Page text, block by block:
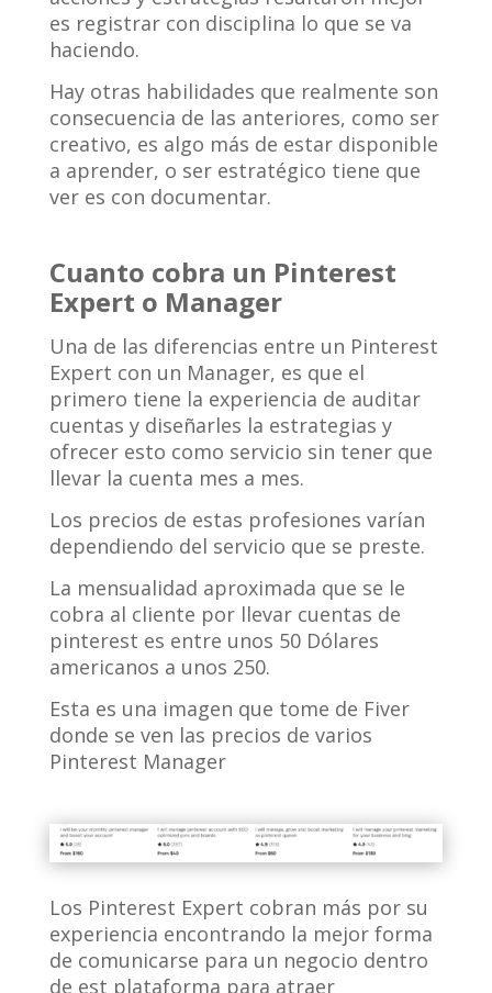
es registrar con disciplina lo que se va
haciendo.
Hay otras habilidades que realmente son
consecuencia de las anteriores, como ser
creativo, es algo más de estar disponible
a aprender, o ser estratégico tiene que
ver es con documentar.
Cuanto cobra un Pinterest
Expert o Manager
Una de las diferencias entre un Pinterest
Expert con un Manager, es que el
primero tiene la experiencia de auditar
cuentas y diseñarles la estrategias y
ofrecer esto como servicio sin tener que
llevar la cuenta mes a mes.
Los precios de estas profesiones varían
dependiendo del servicio que se preste.
La mensualidad aproximada que se le
cobra al cliente por llevar cuentas de
pinterest es entre unos 50 Dólares
americanos a unos 250.
Esta es una imagen que tome de Fiver
donde se ven las precios de varios
Pinterest Manager
Los Pinterest Expert cobran más por su
experiencia encontrando la mejor forma
de comunicarse para un negocio dentro
de est plataforma para atraer